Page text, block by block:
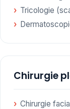
Tricologie
Chirurgie
Chirurgie